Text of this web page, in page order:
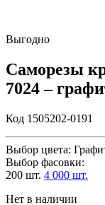
Выгодно
Саморезы
7024 –
Код 1505202-0191
Выбор цвета:
Выбор фасовки:
200 шт. 4 000 шт.
Нет в наличии